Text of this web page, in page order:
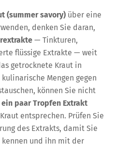
(summer savory) über eine
denken Sie daran,
— Tinkturen,
flüssige Extrakte — weit
getrocknete Kraut in
Mengen gegen
können Sie nicht
ein paar Tropfen Extrakt
entsprechen. Prüfen Sie
des Extrakts, damit Sie
kennen und ihn mit der